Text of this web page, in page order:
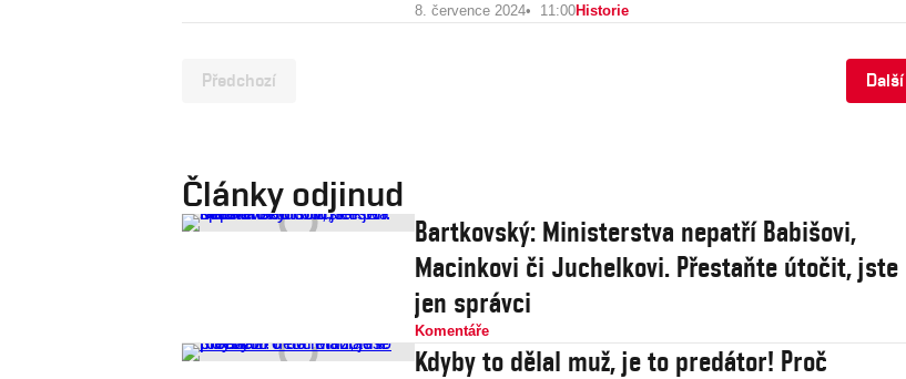
8. července 2024 11:00Historie
Předchozí Další
Články odjinud
Bartkovský: Ministerstva nepatří Babišovi,
Macinkovi či Juchelkovi. Přestaňte útočit, jste
jen správci
Komentáře
Kdyby to dělal muž, je to predátor! Proč